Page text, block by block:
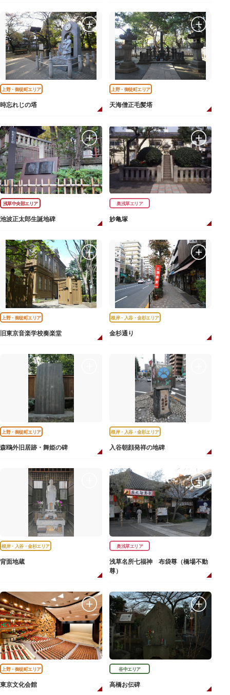
上野・御徒町エリア
時忘れじの塔
上野・御徒町エリア
天海僧正毛髪塔
浅草中央部エリア
池波正太郎生誕地碑
奥浅草エリア
妙亀塚
上野・御徒町エリア
旧東京音楽学校奏楽堂
根岸・入谷・金杉エリア
金杉通り
上野・御徒町エリア
森鴎外旧居跡・舞姫の碑
根岸・入谷・金杉エリア
入谷朝顔発祥の地碑
根岸・入谷・金杉エリア
背面地蔵
奥浅草エリア
浅草名所七福神 布袋尊（橋場不動
尊）
上野・御徒町エリア
東京文化会館
谷中エリア
高橋お伝碑